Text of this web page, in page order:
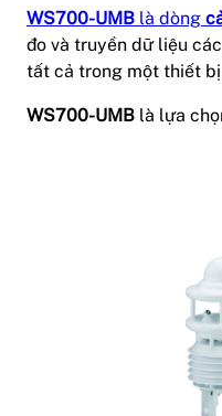
WS700-UMB là dòng
đo và truyền dữ liệu
tất cả trong một thiết
WS700-UMB là lựa